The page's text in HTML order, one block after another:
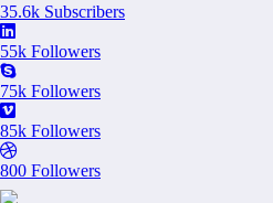
35.6k Subscribers
55k Followers
75k Followers
85k Followers
800 Followers